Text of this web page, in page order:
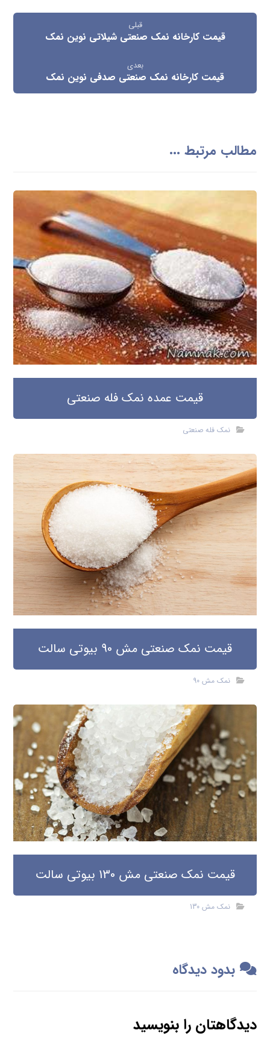
قبلی
قیمت کارخانه نمک صنعتی شیلاتی نوین نمک
بعدی
قیمت کارخانه نمک صنعتی صدفی نوین نمک
مطالب مرتبط ...
قیمت عمده نمک فله صنعتی
نمک فله صنعتی
قیمت نمک صنعتی مش 90 بیوتی سالت
نمک مش 90
قیمت نمک صنعتی مش 130 بیوتی سالت
نمک مش 130
بدود دیدگاه
دیدگاهتان را بنویسید